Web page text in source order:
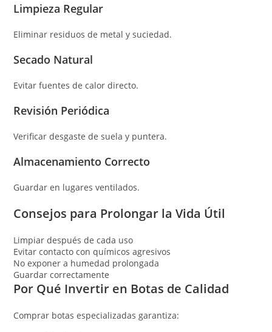
Limpieza Regular
Eliminar residuos de metal y suciedad.
Secado Natural
Evitar fuentes de calor directo.
Revisión Periódica
Verificar desgaste de suela y puntera.
Almacenamiento Correcto
Guardar en lugares ventilados.
Consejos para Prolongar la Vida Útil
Limpiar después de cada uso
Evitar contacto con químicos agresivos
No exponer a humedad prolongada
Guardar correctamente
Por Qué Invertir en Botas de Calidad
Comprar botas especializadas garantiza: